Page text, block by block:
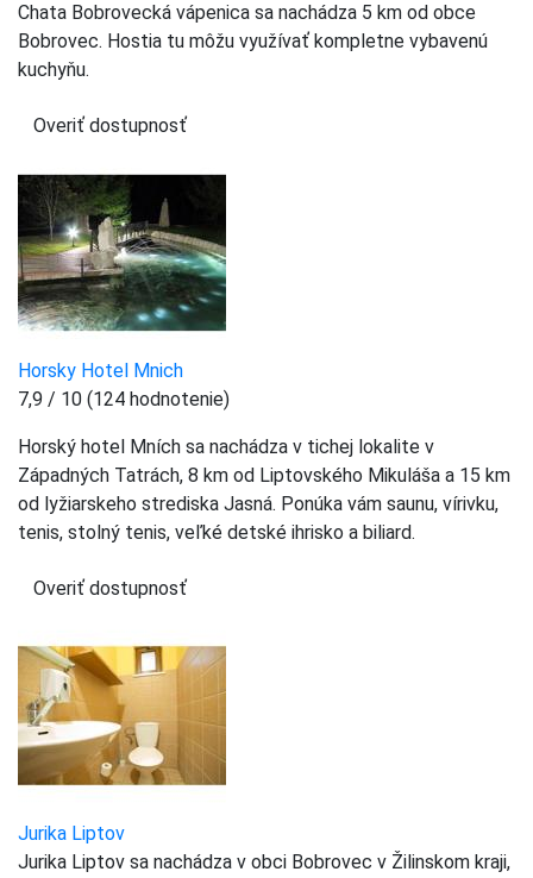
Chata Bobrovecká vápenica sa nachádza 5 km od obce
Bobrovec. Hostia tu môžu využívať kompletne vybavenú
kuchyňu.
Overiť dostupnosť
Horsky Hotel Mnich
7,9 / 10 (124 hodnotenie)
Horský hotel Mních sa nachádza v tichej lokalite v
Západných Tatrách, 8 km od Liptovského Mikuláša a 15 km
od lyžiarskeho strediska Jasná. Ponúka vám saunu, vírivku,
tenis, stolný tenis, veľké detské ihrisko a biliard.
Overiť dostupnosť
Jurika Liptov
Jurika Liptov sa nachádza v obci Bobrovec v Žilinskom kraji,